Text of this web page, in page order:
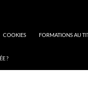
COOKIES FORMATIONS AU
?